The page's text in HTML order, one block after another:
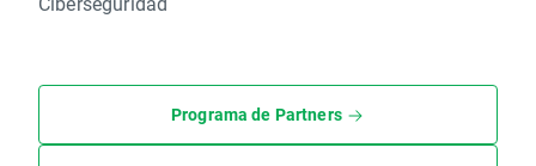
Programa de Partners